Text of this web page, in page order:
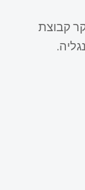
קבוצת